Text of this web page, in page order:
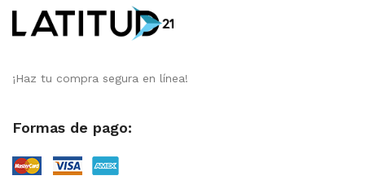
¡Haz tu compra segura en línea!
Formas de pago: